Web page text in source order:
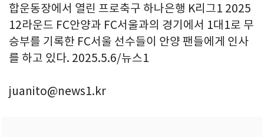
합운동장에서 열린 프로축구 하나은행 K리그1 2025
12라운드 FC안양과 FC서울과의 경기에서 1대1로 무
승부를 기록한 FC서울 선수들이 안양 팬들에게 인사
를 하고 있다. 2025.5.6/뉴스1
juanito@news1.kr